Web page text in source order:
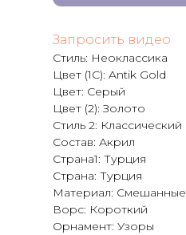
Запросить видео
Стиль: Неоклассика
Цвет (1C): Antik Gold
Цвет: Серый
Цвет (2): Золото
Стиль 2: Классический
Состав: Акрил
Страна1: Турция
Страна: Турция
Материал: Смешанные
Ворс: Короткий
Орнамент: Узоры